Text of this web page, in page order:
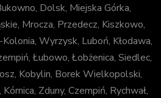
Dolsk, Miejska Górka,
Mrocza, Przedecz, Kiszkowo,
Wyrzysk, Luboń, Kłodawa,
Łubowo, Łobżenica, Siedlec,
Kobylin, Borek Wielkopolski,
Zduny, Czempiń, Rychwał,